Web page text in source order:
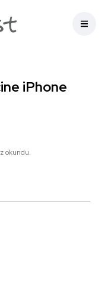
iPhone
okundu.